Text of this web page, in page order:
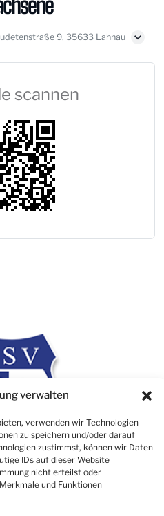
verwalten
verwenden wir Technologien
zu speichern und/oder darauf
zustimmst, können wir Daten
IDs auf dieser Website
nicht erteilst oder
und Funktionen
9, 35633 Lahnau
scannen